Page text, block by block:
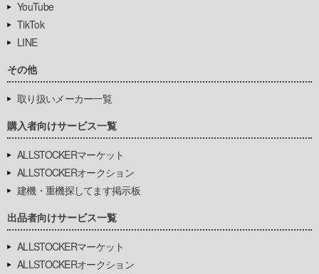
YouTube
TikTok
LINE
その他
取り扱いメーカー一覧
購入者向けサービス一覧
ALLSTOCKERマーケット
ALLSTOCKERオークション
建機・重機探してます掲示板
出品者向けサービス一覧
ALLSTOCKERマーケット
ALLSTOCKERオークション